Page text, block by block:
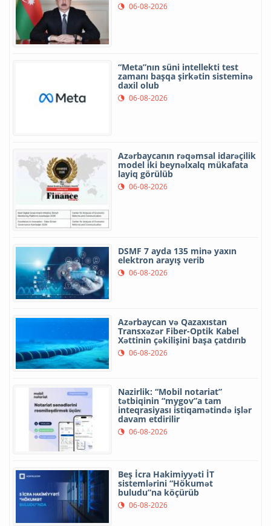
06-08-2026
“Meta”nın süni intellekti test
zamanı başqa şirkətin sisteminə
daxil olub
06-08-2026
Azərbaycanın rəqəmsal idarəçilik
model iki beynəlxalq mükafata
layiq görülüb
06-08-2026
DSMF 7 ayda 135 minə yaxın
elektron arayış verib
06-08-2026
Azərbaycan və Qazaxıstan
Transxəzər Fiber-Optik Kabel
Xəttinin çəkilişini başa çatdırıb
06-08-2026
Nazirlik: “Mobil notariat”
tətbiqinin “mygov”a tam
inteqrasiyası istiqamətində işlər
davam etdirilir
06-08-2026
Beş İcra Hakimiyyəti İT
sistemlərini “Hökumət
buludu”na köçürüb
06-08-2026